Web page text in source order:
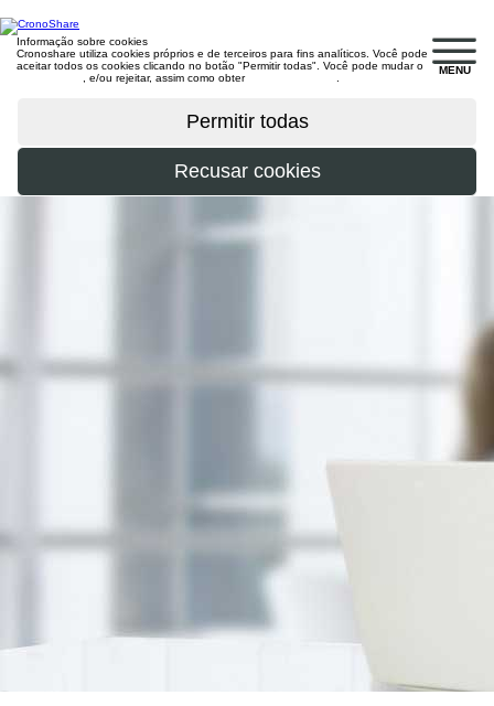
MENU
Informação sobre cookies
Cronoshare utiliza cookies próprios e de terceiros para fins analíticos. Você pode
aceitar todos os cookies clicando no botão "Permitir todas". Você pode mudar o
, e/ou rejeitar, assim como obter